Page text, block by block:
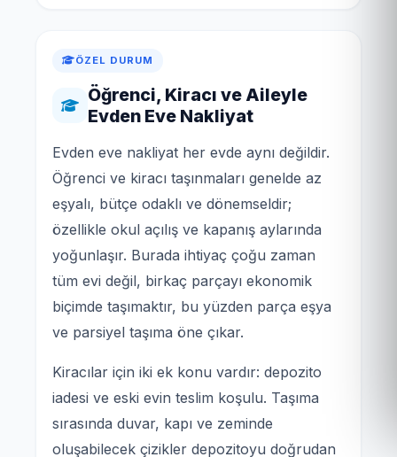
ÖZEL DURUM
Öğrenci, Kiracı ve Aileyle
Evden Eve Nakliyat
Evden eve nakliyat her evde aynı değildir.
Öğrenci ve kiracı taşınmaları genelde az
eşyalı, bütçe odaklı ve dönemseldir;
özellikle okul açılış ve kapanış aylarında
yoğunlaşır. Burada ihtiyaç çoğu zaman
tüm evi değil, birkaç parçayı ekonomik
biçimde taşımaktır, bu yüzden parça eşya
ve parsiyel taşıma öne çıkar.
Kiracılar için iki ek konu vardır: depozito
iadesi ve eski evin teslim koşulu. Taşıma
sırasında duvar, kapı ve zeminde
oluşabilecek çizikler depozitoyu doğrudan